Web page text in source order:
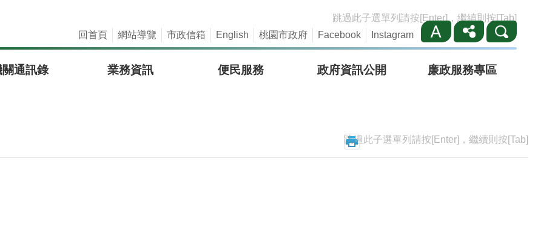
跳過此子選單列請按[Enter]，繼續則按[Tab]
回首頁
網站導覽 市政信箱 English 桃園市政府 Facebook Instagram
關通訊錄 業務資訊 便民服務 政府資訊公開 廉政服務專區
跳過此子選單列請按[Enter]，繼續則按[Tab]